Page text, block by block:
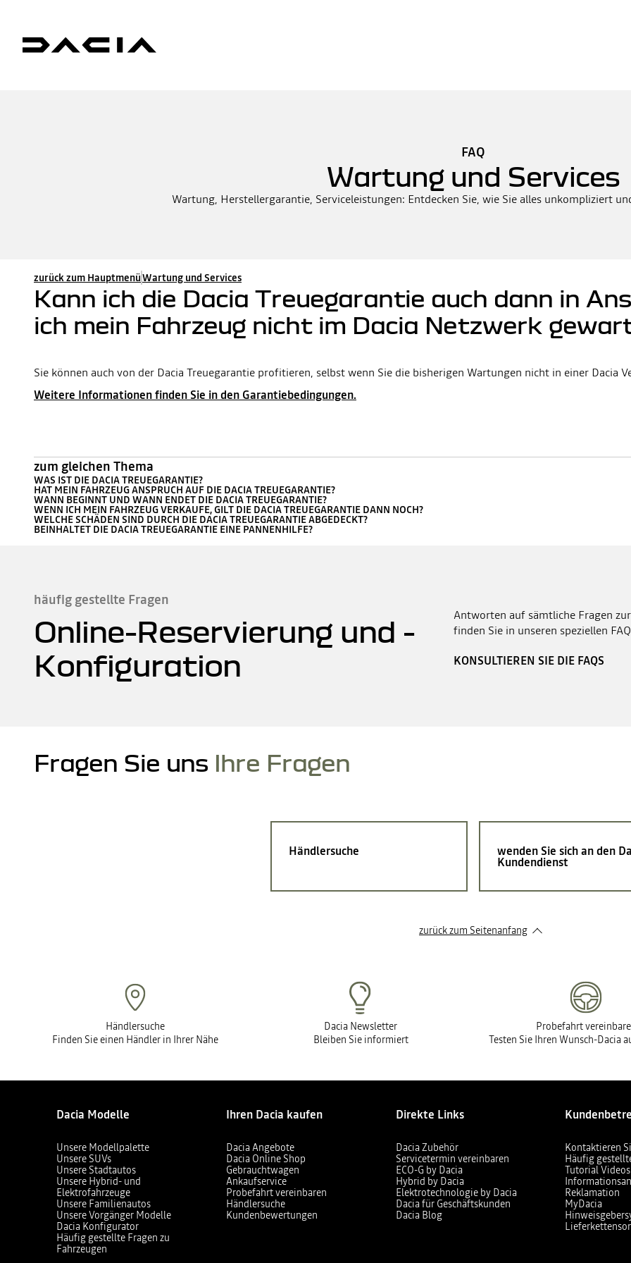
FAQ
Wartung und Services
Wartung, Herstellergarantie, Serviceleistungen: Entdecken Sie, wie Sie alles unkompliziert
zurück zum HauptmenüWartung und Services
Kann ich die Dacia Treuegarantie auch dann in
ich mein Fahrzeug nicht im Dacia Netzwerk
Sie können auch von der Dacia Treuegarantie profitieren, selbst wenn Sie die bisherigen Wartungen nicht in einer Dacia
Weitere Informationen finden Sie in den Garantiebedingungen.
zum gleichen Thema
WAS IST DIE DACIA TREUEGARANTIE?
HAT MEIN FAHRZEUG ANSPRUCH AUF DIE DACIA TREUEGARANTIE?
WANN BEGINNT UND WANN ENDET DIE DACIA TREUEGARANTIE?
WENN ICH MEIN FAHRZEUG VERKAUFE, GILT DIE DACIA TREUEGARANTIE DANN NOCH?
WELCHE SCHÄDEN SIND DURCH DIE DACIA TREUEGARANTIE ABGEDECKT?
BEINHALTET DIE DACIA TREUEGARANTIE EINE PANNENHILFE?
häufig gestellte Fragen
Online-Reservierung und -
Konfiguration
Antworten auf sämtliche Fragen
finden Sie in unseren speziellen
KONSULTIEREN SIE DIE FAQS
Fragen Sie uns Ihre Fragen
Händlersuche wenden Sie sich an den
Kundendienst
zurück zum Seitenanfang
Händlersuche
Finden Sie einen Händler in Ihrer Nähe
Dacia Newsletter
Bleiben Sie informiert
Probefahrt
Testen Sie Ihren Wunsch-Dacia
Dacia Modelle
Unsere Modellpalette
Unsere SUVs
Unsere Stadtautos
Unsere Hybrid- und
Elektrofahrzeuge
Unsere Familienautos
Unsere Vorgänger Modelle
Dacia Konfigurator
Häufig gestellte Fragen zu
Fahrzeugen
Ihren Dacia kaufen
Dacia Angebote
Dacia Online Shop
Gebrauchtwagen
Ankaufservice
Probefahrt vereinbaren
Händlersuche
Kundenbewertungen
Direkte Links
Dacia Zubehör
Servicetermin vereinbaren
ECO-G by Dacia
Hybrid by Dacia
Elektrotechnologie by Dacia
Dacia für Geschäftskunden
Dacia Blog
Kontaktieren
Häufig
Tutorial Videos
Reklamation
MyDacia